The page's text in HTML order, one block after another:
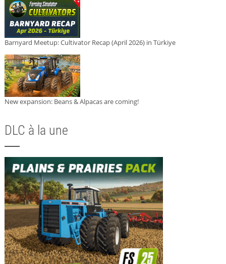
Barnyard Meetup: Cultivator Recap (April 2026) in Türkiye
New expansion: Beans & Alpacas are coming!
DLC à la une